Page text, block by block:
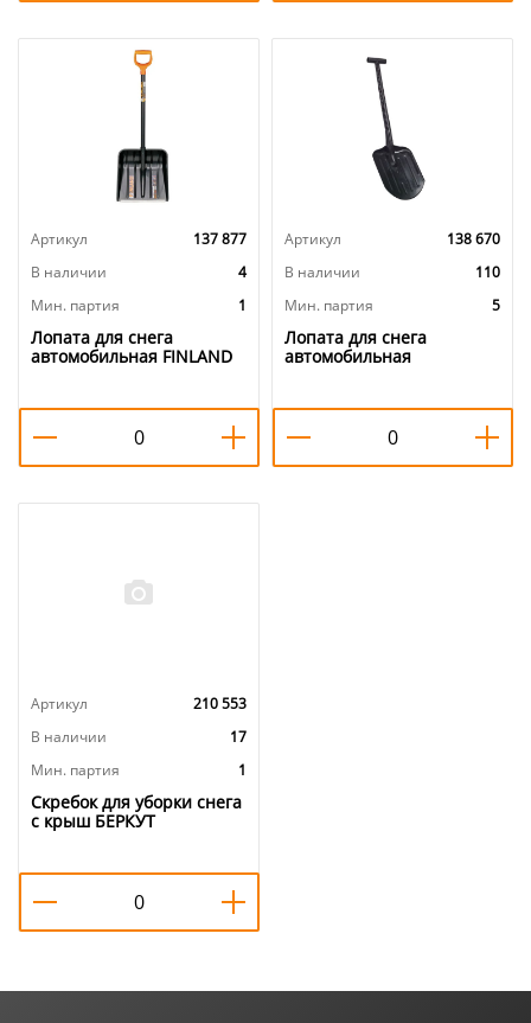
Артикул
137 877
В наличии
4
Мин. партия
1
Лопата для снега
автомобильная FINLAND
Артикул
138 670
В наличии
110
Мин. партия
5
Лопата для снега
автомобильная
Артикул
210 553
В наличии
17
Мин. партия
1
Скребок для уборки снега
с крыш БЕРКУТ
3,015 м, 1/1